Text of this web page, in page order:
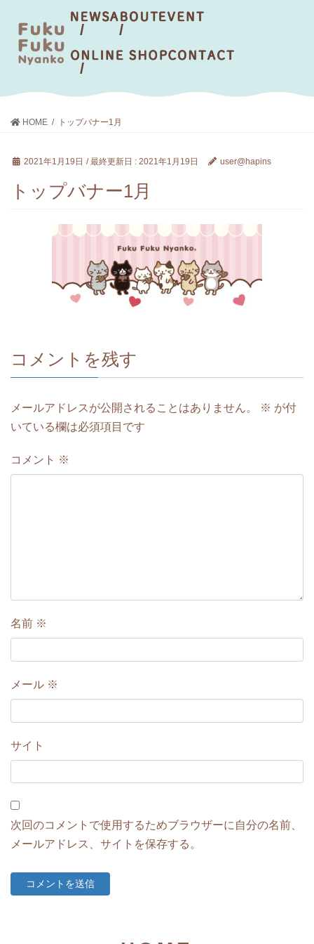
HOME トップバナー1月
2021年1月19日 / 最終更新日 : 2021年1月19日 user@hapins
トップバナー1月
コメントを残す
メールアドレスが公開されることはありません。 ※ が付
いている欄は必須項目です
コメント ※
名前 ※
メール ※
サイト
次回のコメントで使用するためブラウザーに自分の名前、
メールアドレス、サイトを保存する。